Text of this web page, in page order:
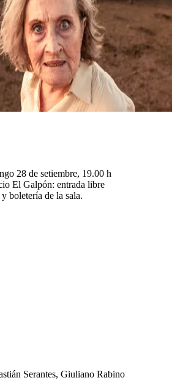
28 de setiembre, 19.00 h
El Galpón: entrada libre
boletería de la sala.
Serantes, Giuliano Rabino